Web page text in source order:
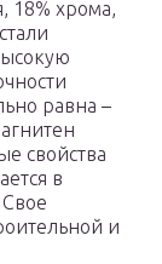
18% хрома,
равна –
свойства
в
и